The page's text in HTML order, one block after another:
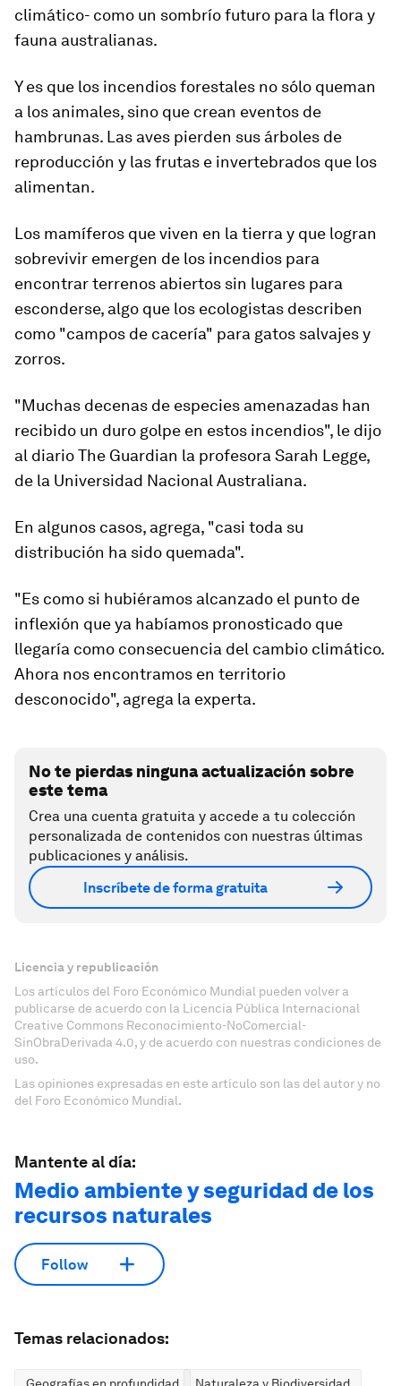
climático- como un sombrío futuro para la flora y
fauna australianas.
Y es que los incendios forestales no sólo queman
a los animales, sino que crean eventos de
hambrunas. Las aves pierden sus árboles de
reproducción y las frutas e invertebrados que los
alimentan.
Los mamíferos que viven en la tierra y que logran
sobrevivir emergen de los incendios para
encontrar terrenos abiertos sin lugares para
esconderse, algo que los ecologistas describen
como "campos de cacería" para gatos salvajes y
zorros.
"Muchas decenas de especies amenazadas han
recibido un duro golpe en estos incendios", le dijo
al diario The Guardian la profesora Sarah Legge,
de la Universidad Nacional Australiana.
En algunos casos, agrega, "casi toda su
distribución ha sido quemada".
"Es como si hubiéramos alcanzado el punto de
inflexión que ya habíamos pronosticado que
llegaría como consecuencia del cambio climático.
Ahora nos encontramos en territorio
desconocido", agrega la experta.
No te pierdas ninguna actualización sobre
este tema
Crea una cuenta gratuita y accede a tu colección
personalizada de contenidos con nuestras últimas
publicaciones y análisis.
Inscríbete de forma gratuita
Licencia y republicación
Los artículos del Foro Económico Mundial pueden volver a
publicarse de acuerdo con la Licencia Pública Internacional
Creative Commons Reconocimiento-NoComercial-
SinObraDerivada 4.0, y de acuerdo con nuestras condiciones de
uso.
Las opiniones expresadas en este artículo son las del autor y no
del Foro Económico Mundial.
Mantente al día:
Medio ambiente y seguridad de los
recursos naturales
Follow
Temas relacionados: